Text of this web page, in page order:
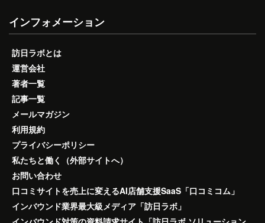
インフォメーション
訪日ラボとは
運営会社
著者一覧
記事一覧
メールマガジン
利用規約
プライバシーポリシー
私たちと働く（外部サイトへ）
お問い合わせ
口コミサイトを売上に変えるAI店舗支援SaaS「口コミコム」
インバウンド業界最大級メディア「訪日ラボ」